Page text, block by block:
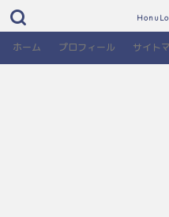
ホーム プロフィール サイト